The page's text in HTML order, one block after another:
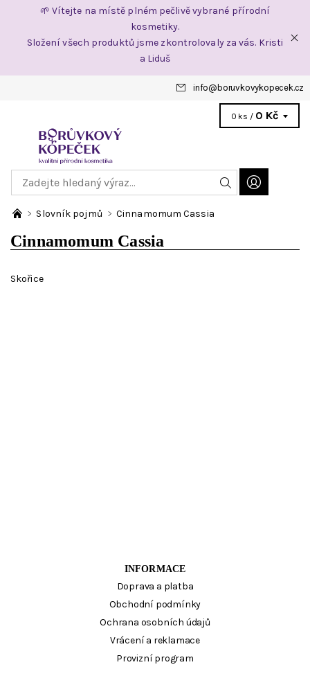
🌱 Vítejte na místě plném pečlivě vybrané přírodní
kosmetiky.
Složení všech produktů jsme zkontrolovaly za vás. Kristi
a Liduš
info@ boruvkovykopecek.cz
0 ks / 0 Kč
Slovník pojmů Cinnamomum Cassia
Cinnamomum Cassia
Skořice
INFORMACE
Doprava a platba
Obchodní podmínky
Ochrana osobních údajů
Vrácení a reklamace
Provizní program